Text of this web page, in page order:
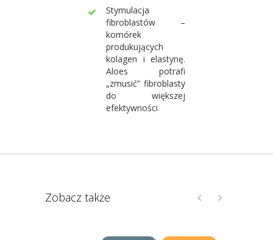
Stymulacja
fibroblastów –
komórek
produkujących
kolagen i elastynę.
Aloes potrafi
„zmusić” fibroblasty
do większej
efektywności
Zobacz także